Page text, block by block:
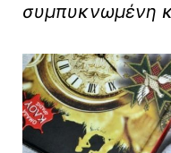
συμπυκνωμένη